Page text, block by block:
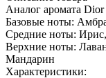
Аналог аромата
Базовые ноты:
Средние ноты:
Верхние ноты:
Мандарин
Характеристики: